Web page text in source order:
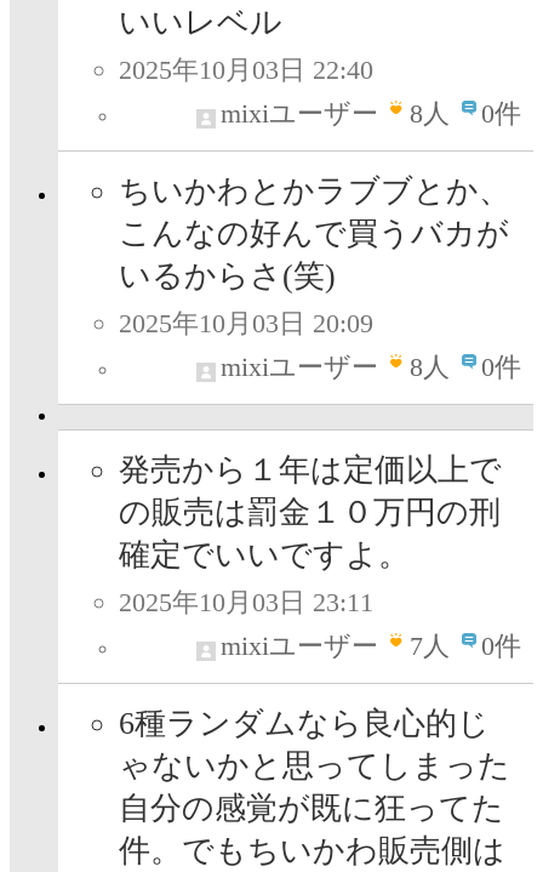
いいレベル
2025年10月03日 22:40
mixiユーザー
8人 0件
ちいかわとかラブブとか、
こんなの好んで買うバカが
いるからさ(笑)
2025年10月03日 20:09
mixiユーザー
8人 0件
発売から１年は定価以上で
の販売は罰金１０万円の刑
確定でいいですよ。
2025年10月03日 23:11
mixiユーザー
7人 0件
6種ランダムなら良心的じ
ゃないかと思ってしまった
自分の感覚が既に狂ってた
件。でもちいかわ販売側は